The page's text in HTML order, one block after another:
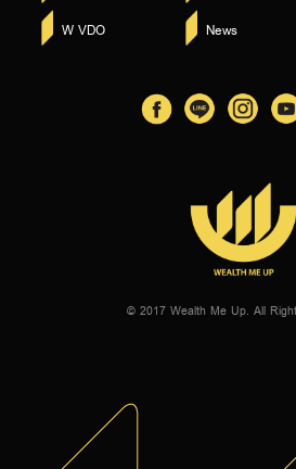
W VDO News
© 2017 Wealth Me Up. All